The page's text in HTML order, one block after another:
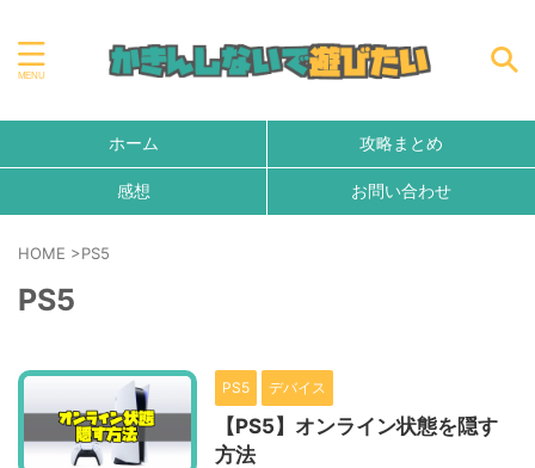
ホーム 攻略まとめ
感想 お問い合わせ
HOME >PS5
PS5
PS5 デバイス
【PS5】オンライン状態を隠す
方法